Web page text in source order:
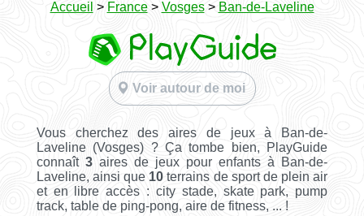
Accueil > France> Vosges> Ban-de-Laveline
Voir autour de moi
Vous cherchez des aires de jeux à Ban-de-
Laveline (Vosges) ? Ça tombe bien, PlayGuide
connaît 3aires de jeux pour enfants à Ban-de-
Laveline, ainsi que 10 terrains de sport de plein air
et en libre accès : city stade, skate park, pump
track, table de ping-pong, aire de fitness, ... !